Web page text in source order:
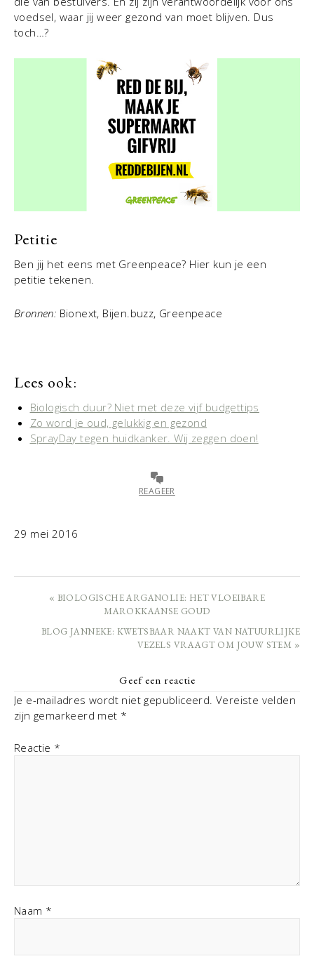
voedsel, waar jij weer gezond van moet blijven. Dus
toch…?
Petitie
Ben jij het eens met Greenpeace? Hier kun je een
petitie tekenen.
Bronnen: Bionext, Bijen.buzz, Greenpeace
Lees ook:
Biologisch duur? Niet met deze vijf budgettips
Zo word je oud, gelukkig en gezond
SprayDay tegen huidkanker. Wij zeggen doen!
REAGEER
29 mei 2016
« BIOLOGISCHE ARGANOLIE: HET VLOEIBARE
MAROKKAANSE GOUD
BLOG JANNEKE: KWETSBAAR NAAKT VAN NATUURLIJKE
VEZELS VRAAGT OM JOUW STEM »
Geef een reactie
Je e-mailadres wordt niet gepubliceerd. Vereiste velden
zijn gemarkeerd met *
Reactie *
Naam *